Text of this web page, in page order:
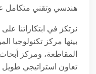
هندسي وتقني متكامل
نرتكز في ابتكاراتنا
بينها مركز
المقاطعة، ومركز
تعاون استراتيجي طويل